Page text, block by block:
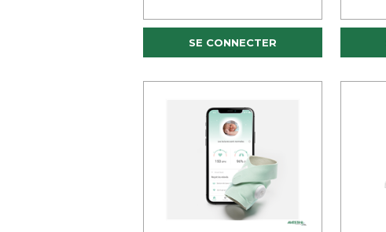
SE CONNECTER